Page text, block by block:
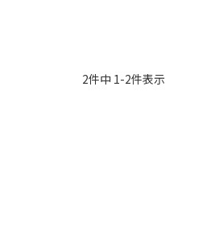
2件中 1-2件表示